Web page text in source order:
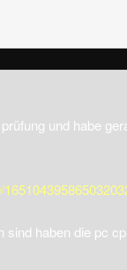
und habe
haben die pc